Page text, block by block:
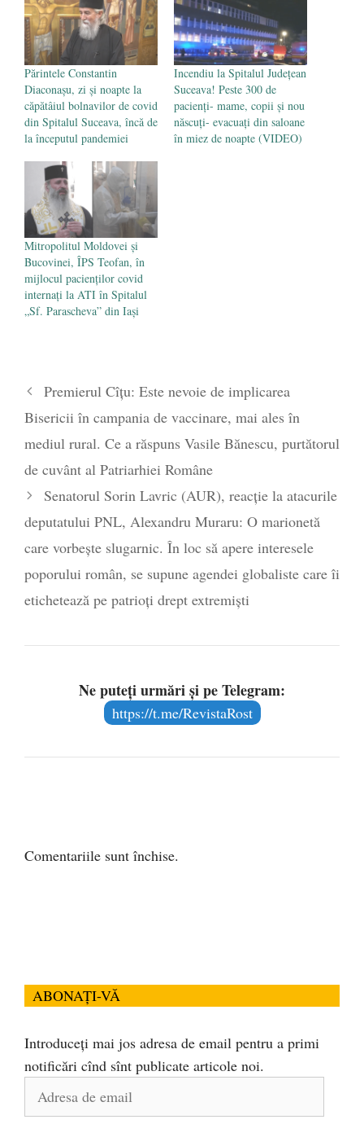
Mănăstirea Cernica - 27 iulie 2024
Părintele Constantin
Diaconașu, zi și noapte la
căpătâiul bolnavilor de covid
din Spitalul Suceava, încă de
la începutul pandemiei
Incendiu la Spitalul Judeţean
Suceava! Peste 300 de
pacienți- mame, copii și nou
născuți- evacuați din saloane
în miez de noapte (VIDEO)
Mitropolitul Moldovei și
Bucovinei, ÎPS Teofan, în
mijlocul pacienților covid
internați la ATI în Spitalul
„Sf. Parascheva” din Iași
Premierul Cîțu: Este nevoie de implicarea
Bisericii în campania de vaccinare, mai ales în
mediul rural. Ce a răspuns Vasile Bănescu, purtătorul
de cuvânt al Patriarhiei Române
Senatorul Sorin Lavric (AUR), reacție la atacurile
deputatului PNL, Alexandru Muraru: O marionetă
care vorbește slugarnic. În loc să apere interesele
poporului român, se supune agendei globaliste care îi
etichetează pe patrioți drept extremiști
Ne puteți urmări și pe Telegram:
https://t.me/RevistaRost
Comentariile sunt închise.
ABONAȚI-VĂ
Introduceți mai jos adresa de email pentru a primi
notificări cînd sînt publicate articole noi.
Adresa